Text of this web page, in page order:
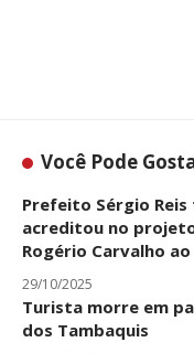
Você Pode
Prefeito Sérgio
acreditou no
Rogério Carvalho ao
29/10/2025
Turista morre em
dos Tambaquis